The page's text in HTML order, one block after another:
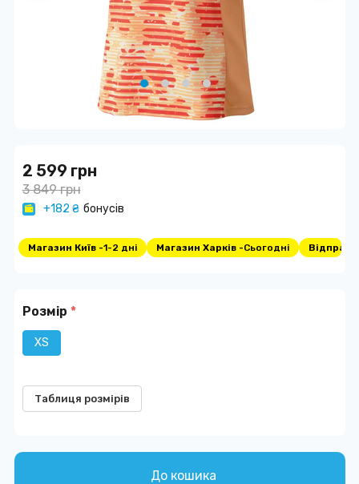
2 599 грн
3 849 грн
+182 ₴ бонусів
Магазин Київ -1-2 дні Магазин Харків -Сьогодні
Розмір *
XS
Таблиця розмірів
До кошика